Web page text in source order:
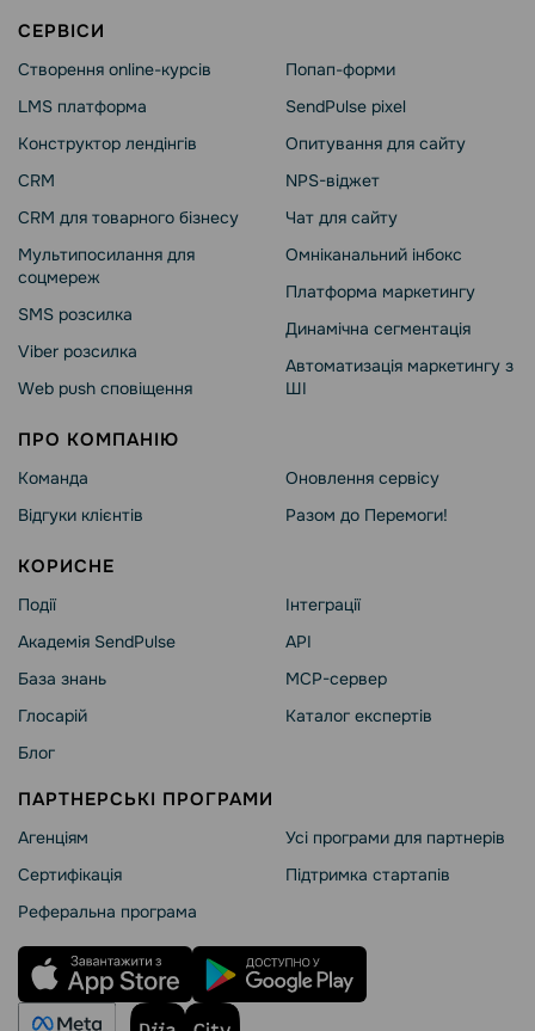
СЕРВІСИ
Створення online-курсів
LMS платформа
Конструктор лендінгів
CRM
CRM для товарного бізнесу
Мультипосилання для
соцмереж
SMS розсилка
Viber розсилка
Web push сповіщення
Попап-форми
SendPulse pixel
Опитування для сайту
NPS-віджет
Чат для сайту
Омніканальний інбокс
Платформа маркетингу
Динамічна сегментація
Автоматизація маркетингу з
ШІ
ПРО КОМПАНІЮ
Команда
Відгуки клієнтів
Оновлення сервісу
Разом до Перемоги!
КОРИСНЕ
Події
Академія SendPulse
База знань
Глосарій
Блог
Інтеграції
API
MCP-сервер
Каталог експертів
ПАРТНЕРСЬКІ ПРОГРАМИ
Агенціям
Сертифікація
Реферальна програма
Усі програми для партнерів
Підтримка стартапів